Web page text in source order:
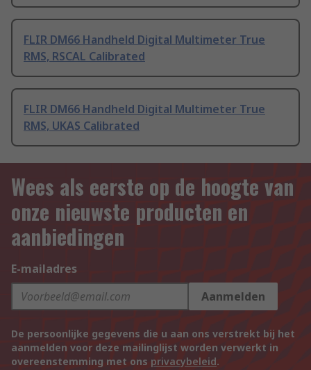
FLIR DM66 Handheld Digital Multimeter True
RMS, RSCAL Calibrated
FLIR DM66 Handheld Digital Multimeter True
RMS, UKAS Calibrated
Wees als eerste op de hoogte van
onze nieuwste producten en
aanbiedingen
E-mailadres
Aanmelden
De persoonlijke gegevens die u aan ons verstrekt bij het
aanmelden voor deze mailinglijst worden verwerkt in
overeenstemming met ons privacybeleid.